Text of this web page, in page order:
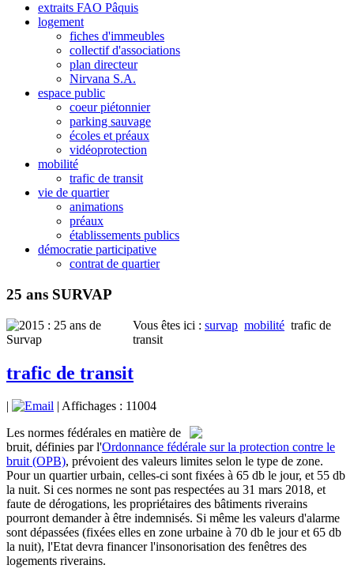
extraits FAO Pâquis
logement
fiches d'immeubles
collectif d'associations
plan directeur
Nirvana S.A.
espace public
coeur piétonnier
parking sauvage
écoles et préaux
vidéoprotection
mobilité
trafic de transit
vie de quartier
animations
préaux
établissements publics
démocratie participative
contrat de quartier
25 ans SURVAP
Vous êtes ici : survap mobilité trafic de
transit
trafic de transit
| Affichages : 11004
Les normes fédérales en matière de
bruit, définies par l'Ordonnance fédérale sur la protection contre le
bruit (OPB), prévoient des valeurs limites selon le type de zone.
Pour un quartier urbain, celles-ci sont fixées à 65 db le jour, et 55 db
la nuit. Si ces normes ne sont pas respectées au 31 mars 2018, et
faute de dérogations, les propriétaires des bâtiments riverains
pourront demander à être indemnisés. Si même les valeurs d'alarme
sont dépassées (fixées elles en zone urbaine à 70 db le jour et 65 db
la nuit), l'Etat devra financer l'insonorisation des fenêtres des
logements riverains.